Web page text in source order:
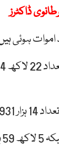
ڈاکٹرز